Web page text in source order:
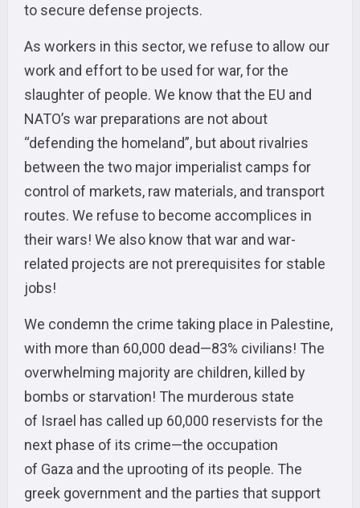
to secure defense projects.
As workers in this sector, we refuse to allow our
work and effort to be used for war, for the
slaughter of people. We know that the EU and
NATO’s war preparations are not about
“defending the homeland”, but about rivalries
between the two major imperialist camps for
control of markets, raw materials, and transport
routes. We refuse to become accomplices in
their wars! We also know that war and war-
related projects are not prerequisites for stable
jobs!
We condemn the crime taking place in Palestine,
with more than 60,000 dead—83% civilians! The
overwhelming majority are children, killed by
bombs or starvation! The murderous state
of Israel has called up 60,000 reservists for the
next phase of its crime—the occupation
of Gaza and the uprooting of its people. The
greek government and the parties that support